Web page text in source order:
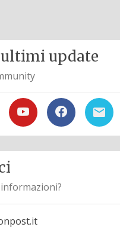
update